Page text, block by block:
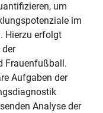
um
im
Hierzu erfolgt
Frauenfußball.
Aufgaben der
Analyse der